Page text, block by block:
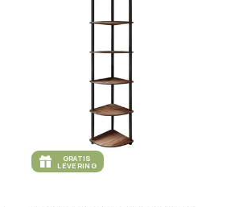
GRATIS
LEVERING